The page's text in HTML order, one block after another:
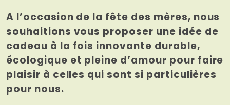
A l’occasion de la fête des mères, nous
souhaitions vous proposer une idée de
cadeau à la fois innovante durable,
écologique et pleine d’amour pour faire
plaisir à celles qui sont si particulières
pour nous.